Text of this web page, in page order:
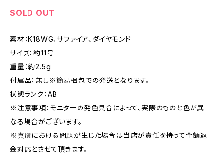
SOLD OUT
素材：K18WG、サファイア、ダイヤモンド
サイズ：約11号
重量：約2.5g
付属品：無し※簡易梱包での発送となります。
状態ランク：AB
※注意事項：モニターの発色具合によって、実際のものと色が異
なる場合がございます。
※真贋における問題が生じた場合は当店が責任を持って全額返
金対応とさせて頂きます。